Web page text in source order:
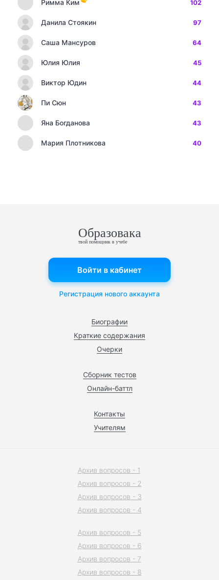
Римма Ким 102
Данила Стоякин 97
Саша Мансуров 64
Юлия Юлия 45
Виктор Юдин 44
Пи Сюн 43
Яна Богданова 43
Мария Плотникова 40
Образовака
твой помощник в учебе
Биографии
Краткие содержания
Очерки
Сборник тестов
Онлайн-баттл
Контакты
Учителям
Войти в кабинет
Регистрация нового аккаунта
Архив вопросов - 1
Архив вопросов - 2
Архив вопросов - 3
Архив вопросов - 4
Архив вопросов - 5
Архив вопросов - 6
Архив вопросов - 7
Архив вопросов - 8